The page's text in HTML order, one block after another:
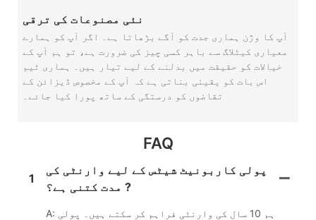
نئی مصنوعات کی ترقی
آپ کا وژن ہماری جدت کو آگے بڑھاتا ہے۔ اگر آپ کو ہمارے
معیاری کیٹلاگ سے باہر کسی چیز کی ضرورت ہے، تو ہم آپ کے
خیالات کو حقیقت میں بدلنے کے لیے تیار ہیں۔ ہماری ٹیم
اس بات کو یقینی بناتی ہے کہ آپ کے مخصوص ڈیزائن کے
تقاضوں کو درستگی کے ساتھ پورا کیا جائے۔
FAQ
1
پولی کاربونیٹ شیٹس کے لیے وارنٹی کی
مدت کتنی ہے؟ ?
A: ہم 10 سال کی وارنٹی فراہم کر سکتے ہیں۔ پولی